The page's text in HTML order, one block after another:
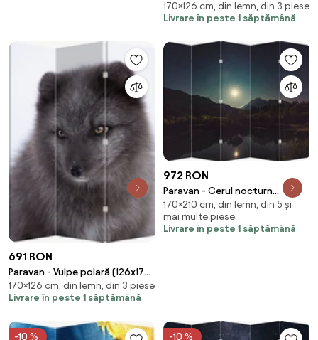
(126x170 cm)
170×126 cm, din lemn, din 3 piese
Livrare în peste 1 săptămână
691 RON
Paravan - Vulpe polară (126x170
cm)
170×126 cm, din lemn, din 3 piese
Livrare în peste 1 săptămână
972 RON
Paravan - Cerul nocturn
(210x170 cm)
170×210 cm, din lemn, din 5 și
mai multe piese
Livrare în peste 1 săptămână
-10 % -10 %